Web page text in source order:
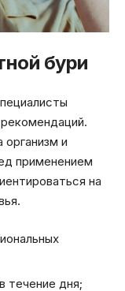
бури
организм и
применением
на
течение дня;